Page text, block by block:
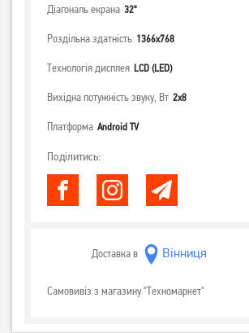
Діагональ екрана 32"
Роздільна здатність 1366x768
Технологія дисплея LCD (LED)
Вихідна потужність звуку, Вт 2х8
Платформа Android TV
Поділитись:
Доставка в
Самовивіз з магазину "Техномаркет"